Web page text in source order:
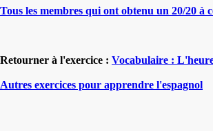
Tous les membres qui ont obtenu un 20/20 à
Retourner à l'exercice : Vocabulaire :
Autres exercices pour apprendre l'espagnol